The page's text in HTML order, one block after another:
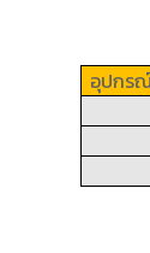
อุปกร